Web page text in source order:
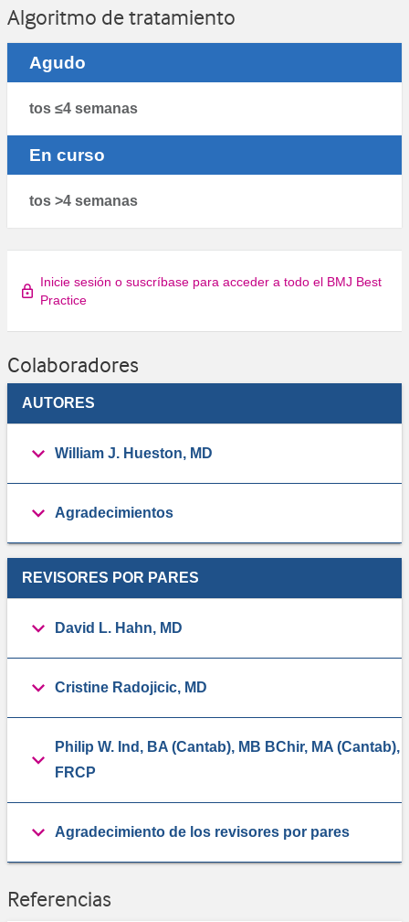
Algoritmo de tratamiento
Agudo
tos ≤4 semanas
En curso
tos >4 semanas
Inicie sesión o suscríbase para acceder a todo el BMJ Best
Practice
Colaboradores
AUTORES
William J. Hueston, MD
Agradecimientos
REVISORES POR PARES
David L. Hahn, MD
Cristine Radojicic, MD
Philip W. Ind, BA (Cantab), MB BChir, MA (Cantab),
FRCP
Agradecimiento de los revisores por pares
Referencias